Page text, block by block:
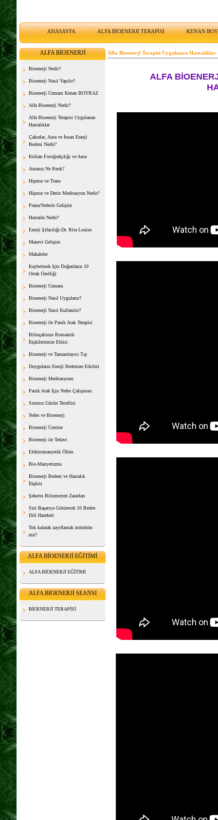
ANASAYFA ALFA BİOENERJİ TERAPİSİ KENAN
ALFA BİOENERJİ
Bioenerji Nedir?
Bioenerji Nasıl Yapılır?
Bioenerji Uzmanı Kenan BOYRAZ
Alfa Bioenerji Nedir?
Alfa Bioenerji Terapisi Uygulanan
Hastalıklar
Çakralar, Aura ve İnsan Enerji
Bedeni Nedir?
Kirlian Fotoğrafçılığı ve Aura
Auranız Ne Renk?
Hipnoz ve Trans
Hipnoz ve Derin Meditasyon Nedir?
Prana/Nefesle Gelişim
Hastalık Nedir?
Enerji Şifacılığı-Dr. Rita Louise
Manevi Gelişim
Makaleler
Kaybetmek İçin Doğanların 10
Ortak Özelliği
Bioenerji Uzmanı
Bioenerji Nasıl Uygulanır?
Bioenerji Nasıl Kullanılır?
Bioenerji ile Panik Atak Terapisi
Bilinçaltının Romantik
İlişkilerimize Etkisi
Bioenerji ve Tamamlayıcı Tıp
Duyguların Enerji Bedenine Etkileri
Bioenerji Meditasyonu
Panik Atak İçin Nefes Çalışması
Sınırsız Gücün Tecellisi
Nefes ve Bioenerji
Bioenerji Üzerine
Bioenerji ile Tedavi
Elektromanyetik Ölüm
Bio-Manyetizma
Bioenerji Bedeni ve Hastalık
İlişkisi
Şekerin Bilinmeyen Zararları
Sizi Başarıya Götürecek 10 Beden
Dili Hareketi
Tok kalarak zayıflamak mümkün
mü?
ALFA BİOENERJİ EĞİTİMİ
ALFA BİOENERJİ EĞİTİMİ
ALFA BİOENERJİ SEANSI
BİOENERJİ TERAPİSİ
Alfa Bioenerji Terapisi Uygulanan Hastalıklar
ALFA